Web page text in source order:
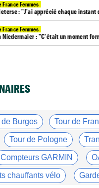
France Femmes
: "J'ai apprécié chaque instant
France Femmes
Niedermaier : "C'était un moment
: "J'ai dû me retenir pour ne pas
fait coup double sur la 7e
Pologne
a abandonné après une
à Cyclism'Actu sans pub ni
de Burgos Tour de
Tour de Pologne
Compteurs GARMIN
chauffants vélo